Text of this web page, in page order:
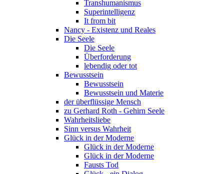
Transhumanismus
Superintelligenz
It from bit
Nancy - Existenz und Reales
Die Seele
Die Seele
Überforderung
lebendig oder tot
Bewusstsein
Bewusstsein
Bewusstsein und Materie
der überflüssige Mensch
zu Gerhard Roth - Gehirn Seele
Wahrheitsliebe
Sinn versus Wahrheit
Glück in der Moderne
Glück in der Moderne
Glück in der Moderne
Fausts Tod